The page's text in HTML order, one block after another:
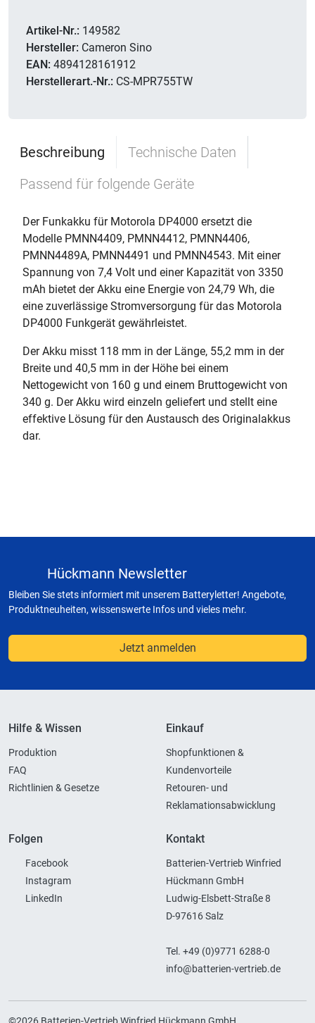
Artikel-Nr.: 149582
Hersteller: Cameron Sino
EAN: 4894128161912
Herstellerart.-Nr.: CS-MPR755TW
Beschreibung
Technische Daten
Passend für folgende Geräte
Der Funkakku für Motorola DP4000 ersetzt die
Modelle PMNN4409, PMNN4412, PMNN4406,
PMNN4489A, PMNN4491 und PMNN4543. Mit einer
Spannung von 7,4 Volt und einer Kapazität von 3350
mAh bietet der Akku eine Energie von 24,79 Wh, die
eine zuverlässige Stromversorgung für das Motorola
DP4000 Funkgerät gewährleistet.
Der Akku misst 118 mm in der Länge, 55,2 mm in der
Breite und 40,5 mm in der Höhe bei einem
Nettogewicht von 160 g und einem Bruttogewicht von
340 g. Der Akku wird einzeln geliefert und stellt eine
effektive Lösung für den Austausch des Originalakkus
dar.
Hückmann Newsletter
Bleiben Sie stets informiert mit unserem Batteryletter! Angebote,
Produktneuheiten, wissenswerte Infos und vieles mehr.
Jetzt anmelden
Hilfe & Wissen
Produktion
FAQ
Richtlinien & Gesetze
Einkauf
Shopfunktionen &
Kundenvorteile
Retouren- und
Reklamationsabwicklung
Folgen
Facebook
Instagram
LinkedIn
Kontakt
Batterien-Vertrieb Winfried
Hückmann GmbH
Ludwig-Elsbett-Straße 8
D-97616 Salz
Tel. +49 (0)9771 6288-0
info@batterien-vertrieb.de